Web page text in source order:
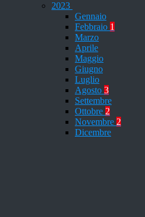
2023
Gennaio
Febbraio 1
Marzo
Aprile
Maggio
Giugno
Luglio
Agosto 3
Settembre
Ottobre 2
Novembre 2
Dicembre